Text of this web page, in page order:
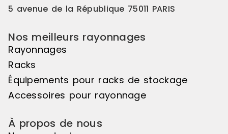
260
5 avenue de la République 75011 PARIS
Nos meilleurs rayonnages
Rayonnages
Racks
Équipements pour racks de stockage
Accessoires pour rayonnage
À propos de nous